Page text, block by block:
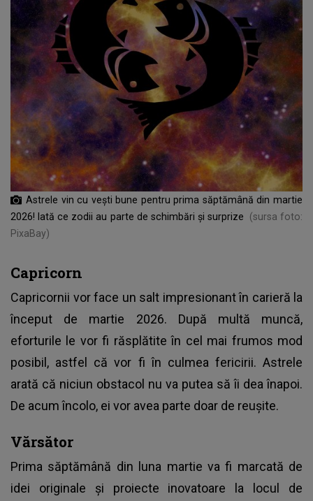
Astrele vin cu vești bune pentru prima săptămână din martie
2026! Iată ce zodii au parte de schimbări și surprize
(sursa foto:
PixaBay)
Capricorn
Capricornii vor face un salt impresionant în carieră la
început de martie 2026. După multă muncă,
eforturile le vor fi răsplătite în cel mai frumos mod
posibil, astfel că vor fi în culmea fericirii. Astrele
arată că niciun obstacol nu va putea să îi dea înapoi.
De acum încolo, ei vor avea parte doar de reușite.
Vărsător
Prima săptămână din luna martie va fi marcată de
idei originale și proiecte inovatoare la locul de